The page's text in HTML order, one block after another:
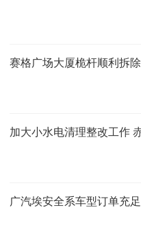
赛格广场大厦桅杆顺利拆
加大小水电清理整改工作
广汽埃安全系车型订单充